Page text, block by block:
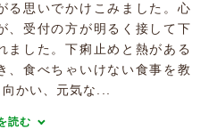
る思いでかけこみました。心
、受付の方が明るく接して下
ました。下痢止めと熱がある
、食べちゃいけない食事を教
かい、元気な...
読む